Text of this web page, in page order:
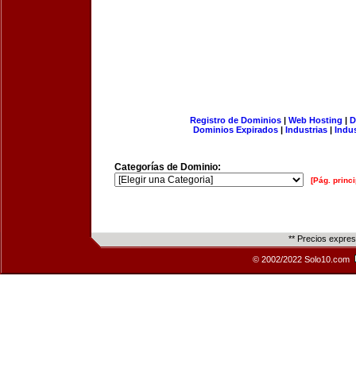
Registro de Dominios| Web Hosting |
Dominios Expirados | Industrias |
Categorías de Dominio:
[Pág.
** Precios
© 2002/2022 Solo10.com